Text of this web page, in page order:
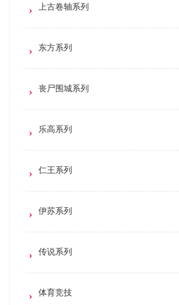
上古卷轴系列
东方系列
丧尸围城系列
乐高系列
仁王系列
伊苏系列
传说系列
体育竞技